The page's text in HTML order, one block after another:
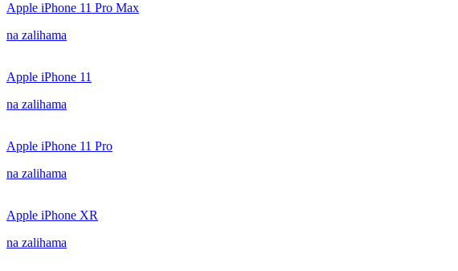
Apple iPhone 11 Pro Max
na zalihama
Apple iPhone 11
na zalihama
Apple iPhone 11 Pro
na zalihama
Apple iPhone XR
na zalihama